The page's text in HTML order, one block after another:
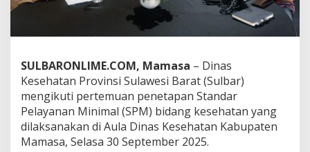
r
e
h
a
t
a
n
,
SULBARONLIME.COM, Mamasa – Dinas
Kesehatan Provinsi Sulawesi Barat (Sulbar)
mengikuti pertemuan penetapan Standar
Pelayanan Minimal (SPM) bidang kesehatan yang
dilaksanakan di Aula Dinas Kesehatan Kabupaten
Mamasa, Selasa 30 September 2025.